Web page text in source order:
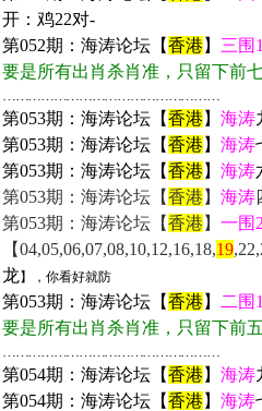
开： 鸡22对-
第052期：海涛论坛【香港 】 三围
要是所有出肖杀肖准，只留下前
……………………………………………
第053期：海涛论坛【香港 】 海涛
第053期：海涛论坛【香港 】 海涛
第053期：海涛论坛【香港 】 海涛
第053期：海涛论坛【香港 】 海涛
第053期：海涛论坛【香港 】 一围
【04,05,06,07,08,10,12,16,18,19
龙 】，你看好就防
第053期：海涛论坛【香港 】
二围
要是所有出肖杀肖准，只留下前
……………………………………………
第054期：海涛论坛【香港 】 海涛
第054期：海涛论坛【香港 】 海涛